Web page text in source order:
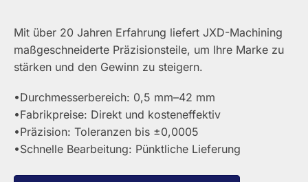
Mit über 20 Jahren Erfahrung liefert JXD-Machining
maßgeschneiderte Präzisionsteile, um Ihre Marke zu
stärken und den Gewinn zu steigern.
•Durchmesserbereich: 0,5 mm–42 mm
•Fabrikpreise: Direkt und kosteneffektiv
•Präzision: Toleranzen bis ±0,0005
•Schnelle Bearbeitung: Pünktliche Lieferung